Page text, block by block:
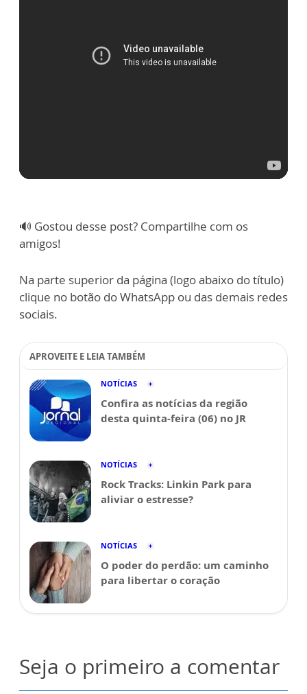
🔊 Gostou desse post? Compartilhe com os
amigos!
Na parte superior da página (logo abaixo do título)
clique no botão do WhatsApp ou das demais redes
sociais.
APROVEITE E LEIA TAMBÉM
NOTÍCIAS
Confira as notícias da região
desta quinta-feira (06) no JR
NOTÍCIAS
Rock Tracks: Linkin Park para
aliviar o estresse?
NOTÍCIAS
O poder do perdão: um caminho
para libertar o coração
Seja o primeiro a comentar